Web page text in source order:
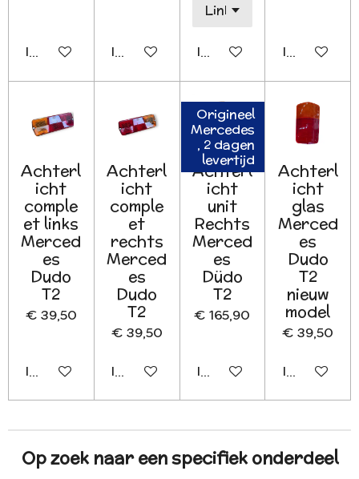
In winkelwagenIn winkelwagenIn winkelwagen
In
Achterl
icht
comple
et links
Merced
es
Dudo
T2
€ 39,50
In winkelwagen
Achterl
icht
comple
et
rechts
Merced
es
Dudo
T2
€ 39,50
In winkelwagen
Origineel
Mercedes
, 2 dagen
levertijd
Achterl
icht
unit
Rechts
Merced
es
Düdo
T2
€ 165,90
In winkelwagen
Achterl
icht
glas
Merced
es
Dudo
T2
nieuw
model
€ 39,50
In
Op zoek naar een specifiek onderdeel